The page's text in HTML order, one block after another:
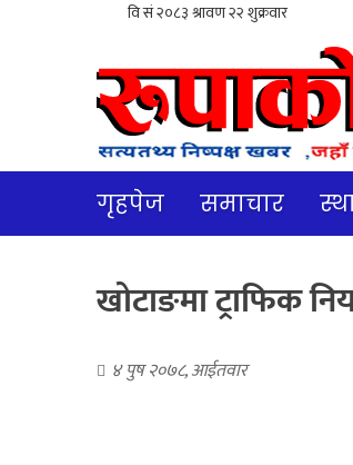
गृहपेज समाचार
खोटाङमा ट्राफिक
४ पुष २०७८, आईतवार